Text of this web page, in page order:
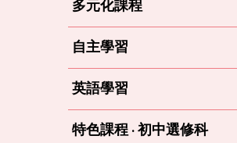
多元化課程
自主學習
英語學習
特色課程 · 初中選修科